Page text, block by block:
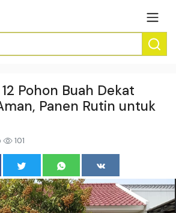
Pohon Buah Dekat
Panen Rutin untuk
101